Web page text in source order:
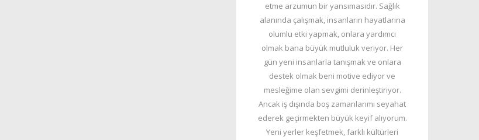
etme arzumun bir yansımasıdır. Sağlık
alanında çalışmak, insanların hayatlarına
olumlu etki yapmak, onlara yardımcı
olmak bana büyük mutluluk veriyor. Her
gün yeni insanlarla tanışmak ve onlara
destek olmak beni motive ediyor ve
mesleğime olan sevgimi derinleştiriyor.
Ancak iş dışında boş zamanlarımı seyahat
ederek geçirmekten büyük keyif alıyorum.
Yeni yerler keşfetmek, farklı kültürleri